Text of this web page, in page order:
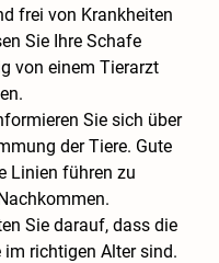
frei von Krankheiten
Sie Ihre Schafe
von einem Tierarzt
Sie sich über
der Tiere. Gute
Linien führen zu
Sie darauf, dass die
im richtigen Alter sind.